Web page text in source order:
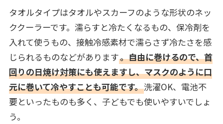
タオルタイプはタオルやスカーフのような形状のネッ
ククーラーです。濡らすと冷たくなるもの、保冷剤を
入れて使うもの、接触冷感素材で濡らさず冷たさを感
じられるものなどがあります。自由に巻けるので、首
回りの日焼け対策にも使えますし、マスクのように口
元に巻いて冷やすことも可能です。洗濯OK、電池不
要といったものも多く、子どもでも使いやすいでしょ
う。